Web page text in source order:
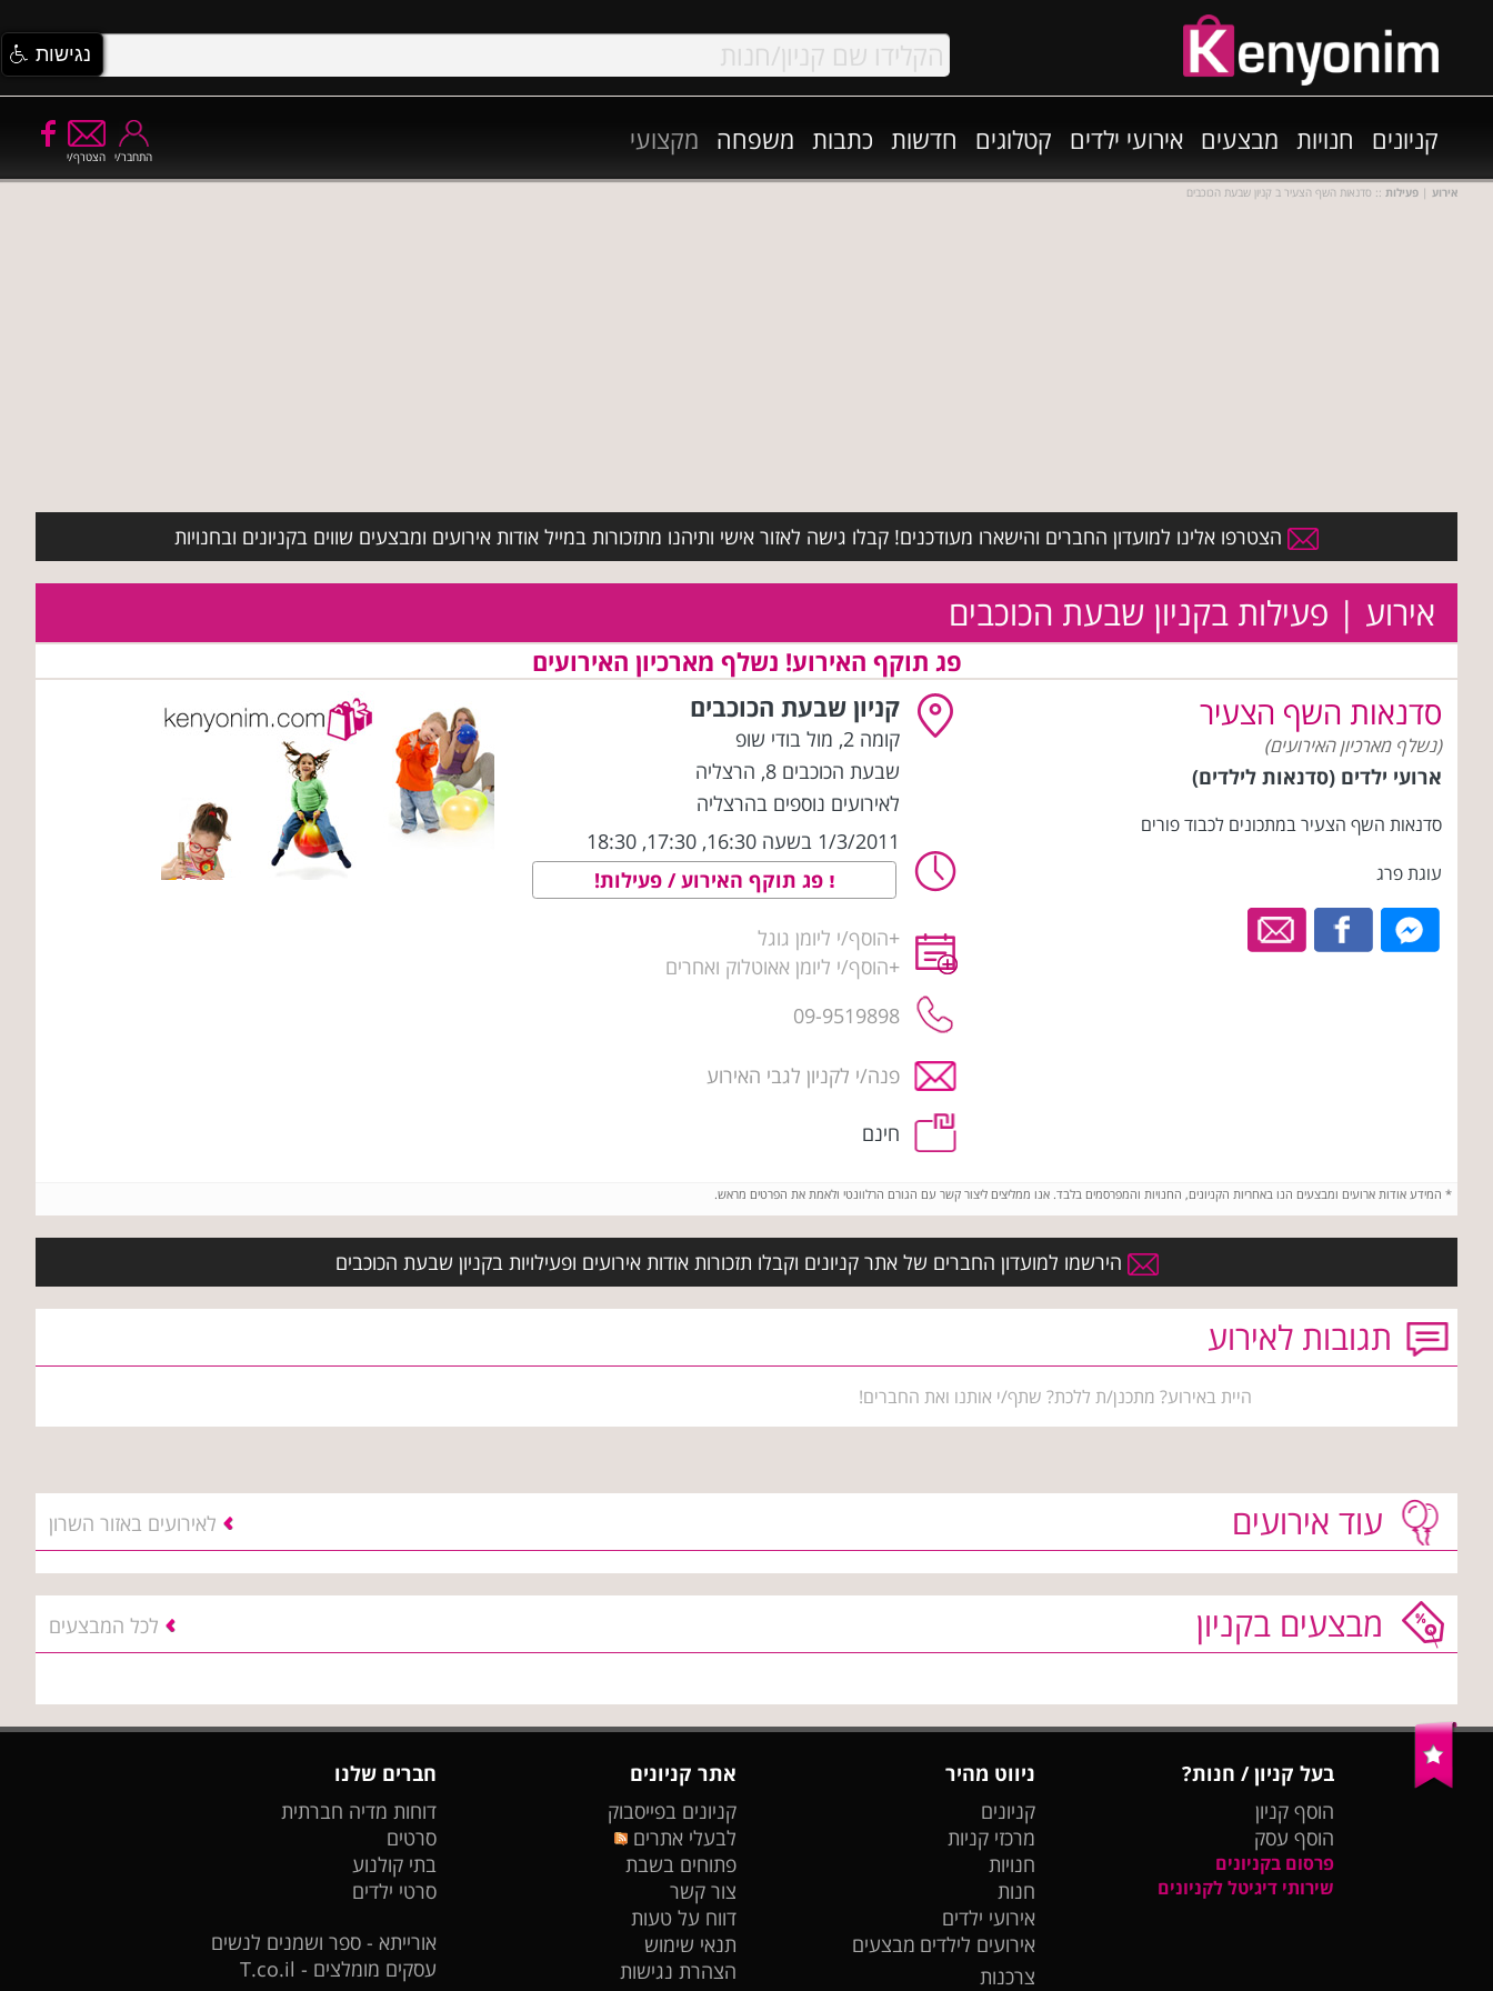
קניונים חנויות מבצעים אירועי ילדים קטלוגים חדשות כתבות משפחה מקצועי
הצטרף/י התחבר/י
אירוע | פעילות :: סדנאות השף הצעיר ב קניון שבעת הכוכבים
הצטרפו אלינו למועדון החברים והישארו מעודכנים! קבלו גישה לאזור אישי ותיהנו מתזכורות במייל אודות אירועים ומבצעים שווים בקניונים ובחנויות
אירוע | פעילות בקניון שבעת הכוכבים
פג תוקף האירוע! נשלף מארכיון האירועים
סדנאות השף הצעיר
(נשלף מארכיון האירועים)
ארועי ילדים (סדנאות לילדים)
סדנאות השף הצעיר במתכונים לכבוד פורים
עוגת פרג
קניון שבעת הכוכבים
קומה 2, מול בודי שופ
שבעת הכוכבים 8
, הרצליה
לאירועים נוספים בהרצליה
1/3/2011 בשעה 16:30, 17:30, 18:30
פג תוקף האירוע / פעילות!
+הוסף/י ליומן גוגל
+הוסף/י ליומן אאוטלוק ואחרים
09-9519898
פנה/י לקניון לגבי האירוע
חינם
* המידע אודות ארועים ומבצעים הנו באחריות הקניונים, החנויות והמפרסמים בלבד. אנו ממליצים ליצור קשר עם הגורם הרלוונטי ולאמת את הפרטים מראש.
הירשמו למועדון החברים של אתר קניונים וקבלו תזכורות אודות אירועים ופעילויות בקניון שבעת הכוכבים
תגובות לאירוע
היית באירוע? מתכנן/ת ללכת? שתף/י אותנו ואת החברים!
עוד אירועים לאירועים באזור השרון
מבצעים בקניון לכל המבצעים
בעל קניון / חנות?
הוסף קניון
הוסף עסק
פרסום בקניונים
שירותי דיגיטל לקניונים
ניווט מהיר
קניונים
מרכזי קניות
חנויות
חנות
אירועי ילדים
אירועים לילדים מבצעים
צרכנות
אתר קניונים
קניונים בפייסבוק
לבעלי אתרים
פתוחים בשבת
צור קשר
דווח על טעות
תנאי שימוש
הצהרת נגישות
חברים שלנו
דוחות מדיה חברתית
סרטים
בתי קולנוע
סרטי ילדים
אורייתא - ספר ושמנים לנשים
עסקים מומלצים - T.co.il
נגישות